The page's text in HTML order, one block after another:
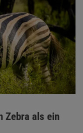
Zebra als ein